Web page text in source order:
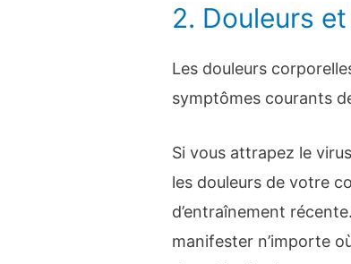
2. Douleurs
Les douleurs
symptômes courants
Si vous attrapez le
les douleurs de votre
d’entraînement
manifester n’importe